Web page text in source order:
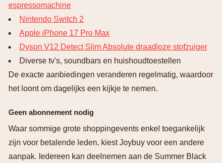
espressomachine
Nintendo Switch 2
Apple iPhone 17 Pro Max
Dyson V12 Detect Slim Absolute draadloze stofzuiger
Diverse tv's, soundbars en huishoudtoestellen
De exacte aanbiedingen veranderen regelmatig, waardoor
het loont om dagelijks een kijkje te nemen.
Geen abonnement nodig
Waar sommige grote shoppingevents enkel toegankelijk
zijn voor betalende leden, kiest Joybuy voor een andere
aanpak. Iedereen kan deelnemen aan de Summer Black